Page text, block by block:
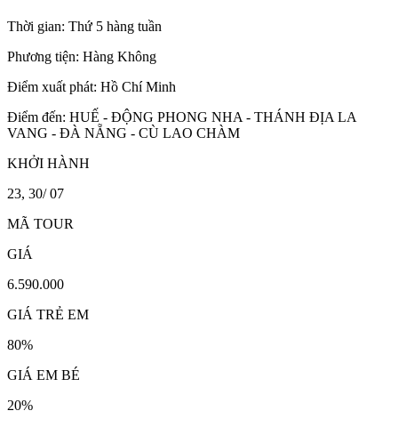
Thời gian: Thứ 5 hàng tuần
Phương tiện: Hàng Không
Điểm xuất phát: Hồ Chí Minh
Điểm đến: HUẾ - ĐỘNG PHONG NHA - THÁNH ĐỊA LA
VANG - ĐÀ NẴNG - CÙ LAO CHÀM
KHỞI HÀNH
23, 30/ 07
MÃ TOUR
GIÁ
6.590.000
GIÁ TRẺ EM
80%
GIÁ EM BÉ
20%